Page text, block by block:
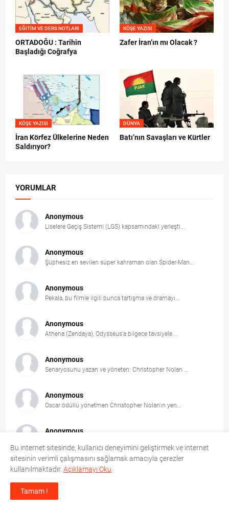
EĞITIM VE DERS NOTLARI
ORTADOĞU : Tarihin
Başladığı Coğrafya
KÖŞE YAZISI
Zafer İran’ın mı Olacak ?
KÖŞE YAZISI
İran Körfez Ülkelerine Neden
Saldırıyor?
DÜNYA
Batı’nın Savaşları ve Kürtler
YORUMLAR
Anonymous
Liselere Geçiş Sistemi (LGS) kapsamındaki yerleşti...
Anonymous
Şüphesiz en sevilen süper kahraman olan Spider-Man...
Anonymous
Pekala, bu filmle ilgili bunca tartışma ve dramayı...
Anonymous
Athena (Zendaya), Odysseus'a bilgece tavsiyele...
Anonymous
Senaryosunu yazan ve yöneten: Christopher Nolan ...
Anonymous
Oscar ödüllü yönetmen Christopher Nolan'ın yen...
Anonymous
Anonymous
Bu internet sitesinde, kullanıcı deneyimini geliştirmek ve internet
sitesinin verimli çalışmasını sağlamak amacıyla çerezler
kullanılmaktadır. Açıklamayı Oku
Tamam !